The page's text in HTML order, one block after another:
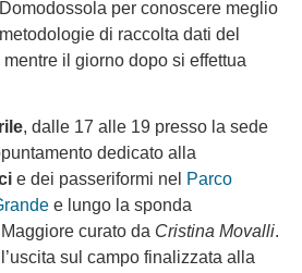
per conoscere meglio
di raccolta dati del
il giorno dopo si effettua
, dalle 17 alle 19 presso la sede
dedicato alla
e dei passeriformi nel Parco
e lungo la sponda
curato da Cristina Movalli.
l’uscita sul campo finalizzata alla